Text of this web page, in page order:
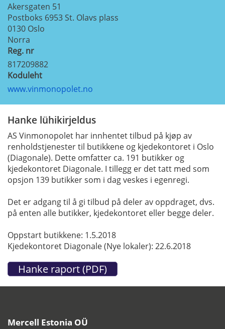
Akersgaten 51
Postboks 6953 St. Olavs plass
0130 Oslo
Norra
Reg. nr
817209882
Koduleht
www.vinmonopolet.no
Hanke lühikirjeldus
AS Vinmonopolet har innhentet tilbud på kjøp av
renholdstjenester til butikkene og kjedekontoret i Oslo
(Diagonale). Dette omfatter ca. 191 butikker og
kjedekontoret Diagonale. I tillegg er det tatt med som
opsjon 139 butikker som i dag veskes i egenregi.
Det er adgang til å gi tilbud på deler av oppdraget, dvs.
på enten alle butikker, kjedekontoret eller begge deler.
Oppstart butikkene: 1.5.2018
Kjedekontoret Diagonale (Nye lokaler): 22.6.2018
Mercell Estonia OÜ